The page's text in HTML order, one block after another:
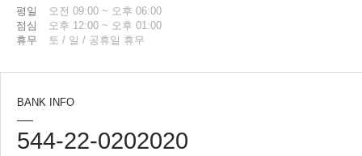
평일
오전 09:00 ~ 오후 06:00
점심
오후 12:00 ~ 오후 01:00
휴무
토 / 일 / 공휴일 휴무
BANK INFO
544-22-0202020